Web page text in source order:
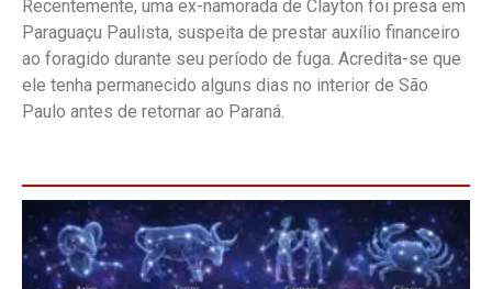
Recentemente, uma ex-namorada de Clayton foi presa em
Paraguaçu Paulista, suspeita de prestar auxílio financeiro
ao foragido durante seu período de fuga. Acredita-se que
ele tenha permanecido alguns dias no interior de São
Paulo antes de retornar ao Paraná.